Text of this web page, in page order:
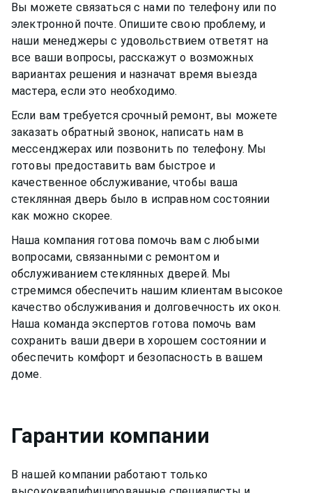
Вы можете связаться с нами по телефону или по
электронной почте. Опишите свою проблему, и
наши менеджеры с удовольствием ответят на
все ваши вопросы, расскажут о возможных
вариантах решения и назначат время выезда
мастера, если это необходимо.
Если вам требуется срочный ремонт, вы можете
заказать обратный звонок, написать нам в
мессенджерах или позвонить по телефону. Мы
готовы предоставить вам быстрое и
качественное обслуживание, чтобы ваша
стеклянная дверь было в исправном состоянии
как можно скорее.
Наша компания готова помочь вам с любыми
вопросами, связанными с ремонтом и
обслуживаниемстеклянных дверей. Мы
стремимся обеспечить нашим клиентам высокое
качество обслуживания и долговечность их окон.
Наша команда экспертов готова помочь вам
сохранить ваши двери в хорошем состоянии и
обеспечить комфорт и безопасность в вашем
доме.
Гарантии компании
В нашей компании работают только